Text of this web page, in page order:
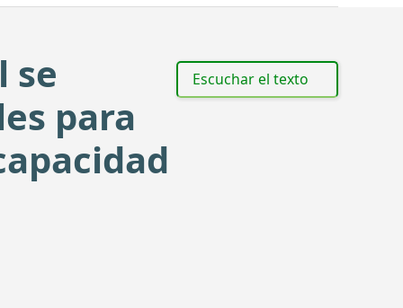
se
para
Escuchar el texto